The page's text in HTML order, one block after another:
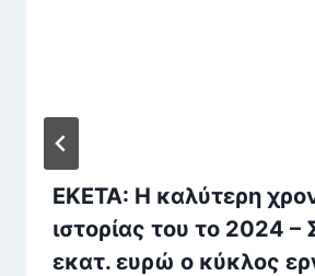
ΕΚΕΤΑ: Η καλύτερη
ιστορίας του το 2024 –
εκατ. ευρώ ο κύκλος